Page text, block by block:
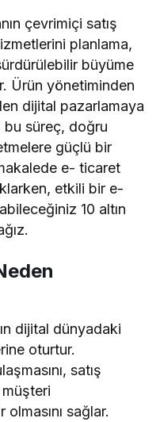
çevrimiçi satış
planlama,
büyüme
Ürün yönetiminden
dijital pazarlamaya
bu süreç, doğru
güçlü bir
e- ticaret
etkili bir e-
10 altın
dijital dünyadaki
oturtur.
satış
müşteri
sağlar.